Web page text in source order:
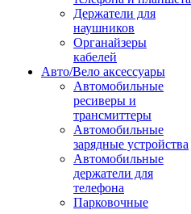
Держатели для
наушников
Органайзеры
кабелей
Авто/Вело аксессуары
Автомобильные
ресиверы и
трансмиттеры
Автомобильные
зарядные устройства
Автомобильные
держатели для
телефона
Парковочные